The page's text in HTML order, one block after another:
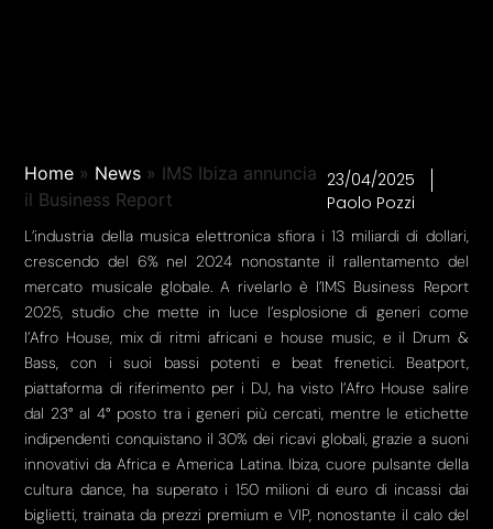
Home » News » IMS Ibiza annuncia
il Business Report
23/04/2025
Paolo Pozzi
L’industria della musica elettronica sfiora i 13 miliardi di dollari,
crescendo del 6% nel 2024 nonostante il rallentamento del
mercato musicale globale. A rivelarlo è l’IMS Business Report
2025, studio che mette in luce l’esplosione di generi come
l’Afro House, mix di ritmi africani e house music, e il Drum &
Bass, con i suoi bassi potenti e beat frenetici. Beatport,
piattaforma di riferimento per i DJ, ha visto l’Afro House salire
dal 23° al 4° posto tra i generi più cercati, mentre le etichette
indipendenti conquistano il 30% dei ricavi globali, grazie a suoni
innovativi da Africa e America Latina. Ibiza, cuore pulsante della
cultura dance, ha superato i 150 milioni di euro di incassi dai
biglietti, trainata da prezzi premium e VIP, nonostante il calo del